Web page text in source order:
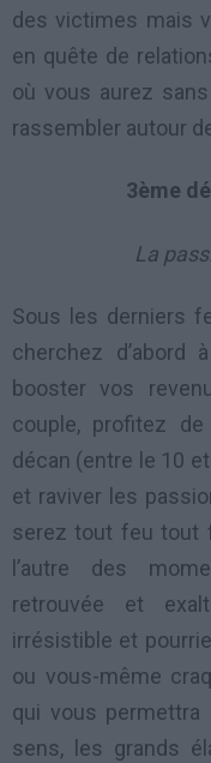
des victimes mais
en quête de
où vous aurez
rassembler autour
3ème
La
Sous les derniers
cherchez d’abord
booster vos
couple, profitez
décan (entre le 10
et raviver les
serez tout feu tout
l’autre des
retrouvée et
irrésistible et
ou vous-même
qui vous permettra
sens, les grands